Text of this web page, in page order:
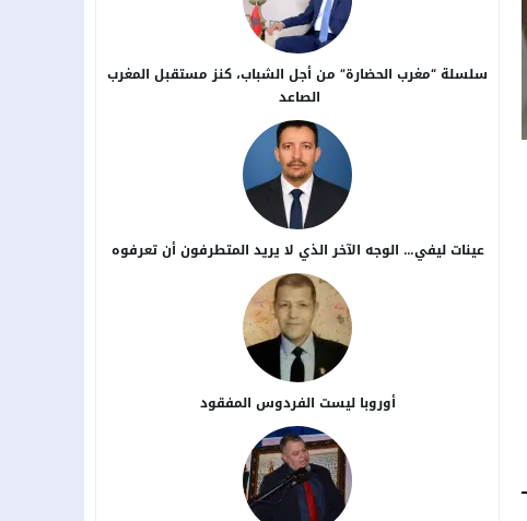
سلسلة “مغرب الحضارة” من أجل ​الشباب، كنز مستقبل المغرب
الصاعد
عينات ليفي… الوجه الآخر الذي لا يريد المتطرفون أن تعرفوه
أوروبا ليست الفردوس المفقود